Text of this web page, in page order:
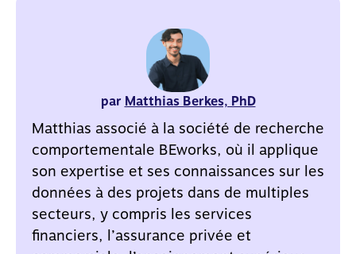
par Matthias Berkes, PhD
Matthias associé à la société de recherche
comportementale BEworks, où il applique
son expertise et ses connaissances sur les
données à des projets dans de multiples
secteurs, y compris les services
financiers, l’assurance privée et